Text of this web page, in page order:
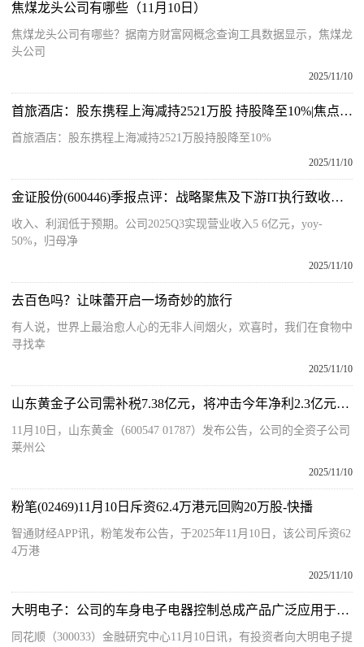
焦煤龙头公司有哪些（11月10日）
焦煤龙头公司有哪些？据南方财富网概念查询工具数据显示，焦煤龙
头公司
2025/11/10
首旅酒店：股东携程上海减持2521万股 持股降至10%|焦点精选
首旅酒店：股东携程上海减持2521万股持股降至10%
2025/11/10
金证股份(600446)季报点评：战略聚焦及下游IT执行致收入短期承压_视点
收入、利润低于预期。公司2025Q3实现营业收入5 6亿元，yoy-
50%，归母净
2025/11/10
去百色吗？让味蕾开启一场奇妙的旅行
有人说，世界上最治愈人心的无非人间烟火，欢喜时，我们在食物中
寻找幸
2025/11/10
山东黄金子公司需补税7.38亿元，将冲击今年净利2.3亿元，今年前三季度净利增九成|每日快报
11月10日，山东黄金（600547 01787）发布公告，公司的全资子公司
莱州公
2025/11/10
粉笔(02469)11月10日斥资62.4万港元回购20万股-快播
智通财经APP讯，粉笔发布公告，于2025年11月10日，该公司斥资62
4万港
2025/11/10
大明电子：公司的车身电子电器控制总成产品广泛应用于车内座舱
同花顺（300033）金融研究中心11月10日讯，有投资者向大明电子提